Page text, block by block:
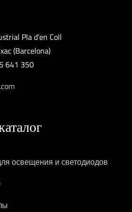
Pla d'en Coll
(Barcelona)
641 350
освещения и светодиодов